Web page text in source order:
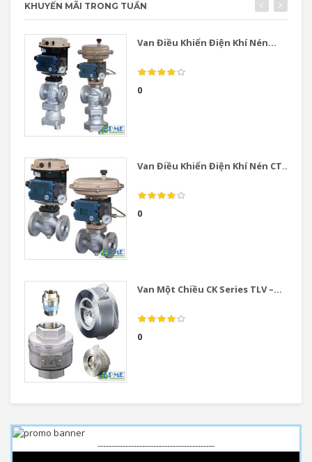
KHUYẾN MÃI TRONG TUẦN
Van Điều Khiển Điện Khí Nén...
0
Van Điều Khiển Điện Khí Nén CT...
0
Van Một Chiều CK Series TLV –...
0
------------------------------------------